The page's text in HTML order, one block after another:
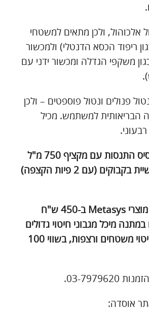
אלכוהול, ולכן מתאים למשטחי
ריפוד הכסא הדנטלי) ולמכשור
משקפי הגדלה ומכשור ידני עם
פנולים ונטול פוספטים – ולכן
הבריאותית למשתמש. מכיל
מבצע מיוחד: תרסיס התנסות עם מקציף 750 מ"ל
ב-120 ₪, או שישיית בקבוקים (עם 2 פיות הקצפה)
Metasys
ב-450 ש"ח
מיכל מגבוני חיטוי גדולים
ללא אלכוהול, לחיטוי משטחים ורצפות, בשווי 100
7979620.
אוסדה: